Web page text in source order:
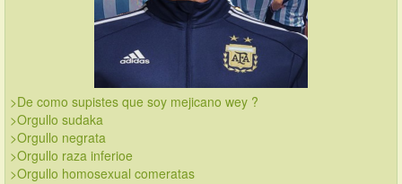
>De como supistes que soy mejicano wey ?
>Orgullo sudaka
>Orgullo negrata
>Orgullo raza inferioe
>Orgullo homosexual comeratas